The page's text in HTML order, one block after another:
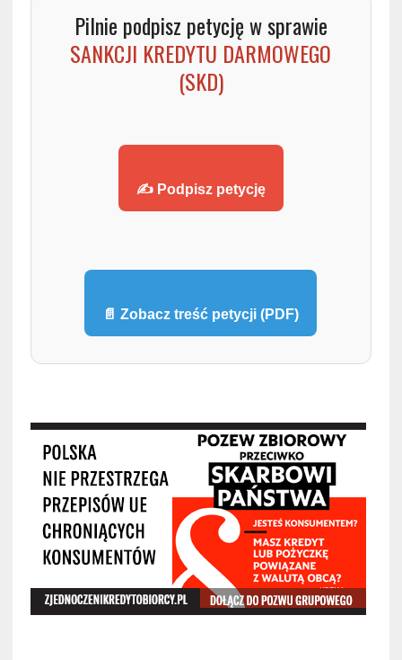
Pilnie podpisz petycję w sprawie
SANKCJI KREDYTU DARMOWEGO
(SKD)
✍️ Podpisz petycję
📄 Zobacz treść petycji (PDF)